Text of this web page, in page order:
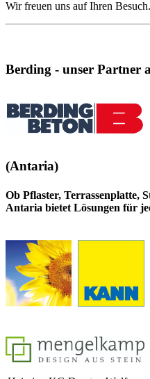
Wir freuen uns auf Ihren Besuch.
Berding - unser Partner
(Antaria)
Ob Pflaster, Terrassenplatte,
Antaria bietet Lösungen für